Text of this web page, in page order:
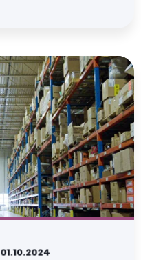
01.10.2024